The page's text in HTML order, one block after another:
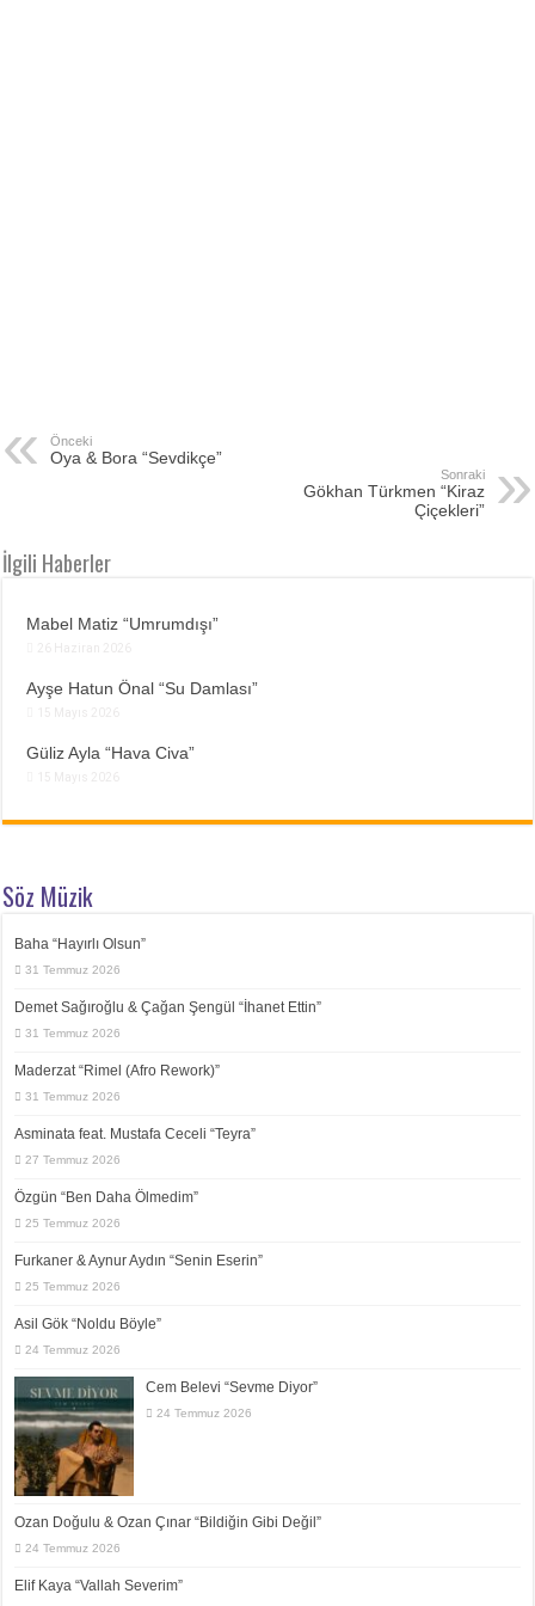
Önceki
Oya & Bora “Sevdikçe”
Sonraki
Gökhan Türkmen “Kiraz
Çiçekleri”
İlgili Haberler
Mabel Matiz “Umrumdışı”
Ayşe Hatun Önal “Su Damlası”
Güliz Ayla “Hava Civa”
Söz Müzik
Baha “Hayırlı Olsun”
31 Temmuz 2026
Demet Sağıroğlu & Çağan Şengül “İhanet Ettin”
31 Temmuz 2026
Maderzat “Rimel (Afro Rework)”
31 Temmuz 2026
Asminata feat. Mustafa Ceceli “Teyra”
27 Temmuz 2026
Özgün “Ben Daha Ölmedim”
25 Temmuz 2026
Furkaner & Aynur Aydın “Senin Eserin”
25 Temmuz 2026
Asil Gök “Noldu Böyle”
24 Temmuz 2026
Cem Belevi “Sevme Diyor”
24 Temmuz 2026
Ozan Doğulu & Ozan Çınar “Bildiğin Gibi Değil”
24 Temmuz 2026
Elif Kaya “Vallah Severim”